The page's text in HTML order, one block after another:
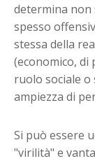
determina non
spesso
stessa della
(economico, di
ruolo sociale o
ampiezza di
Si può essere
"virilità" e